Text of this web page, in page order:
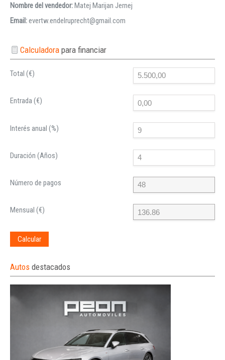
Nombre del vendedor:Matej Marijan Jernej
Email:evertw.endelruprecht@gmail.com
Calculadorapara financiar
Total (€)
Entrada (€)
Interés anual (%)
Duración (Años)
Número de pagos
Mensual (€)
Calcular
Autos destacados